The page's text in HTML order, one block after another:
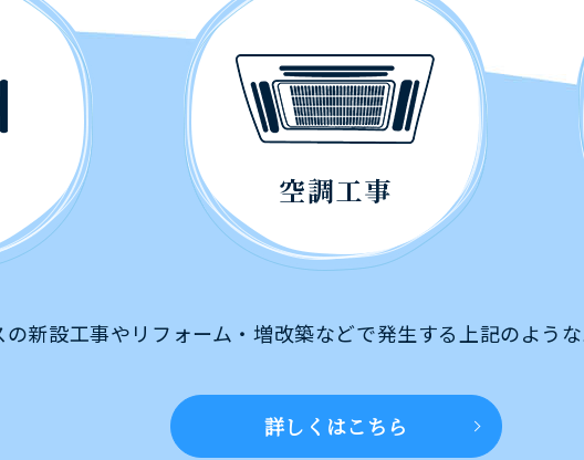
の新設工事やリフォーム・増改築などで発生する上記のよう
詳しくはこちら